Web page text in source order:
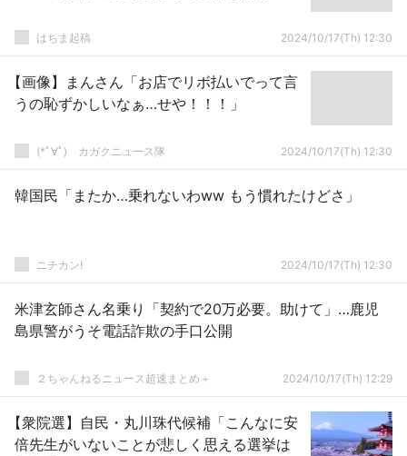
はちま起稿 2024/10/17(Th) 12:30
【画像】まんさん「お店でリボ払いでって言
うの恥ずかしいなぁ…せや！！！」
(*ﾟ∀ﾟ)ゞカガクニュース隊 2024/10/17(Th) 12:30
韓国民「またか…乗れないわww もう慣れたけどさ」
ニチカン! 2024/10/17(Th) 12:30
米津玄師さん名乗り「契約で20万必要。助けて」…鹿児
島県警がうそ電話詐欺の手口公開
２ちゃんねるニュース超速まとめ＋ 2024/10/17(Th) 12:29
【衆院選】自民・丸川珠代候補「こんなに安
倍先生がいないことが悲しく思える選挙は